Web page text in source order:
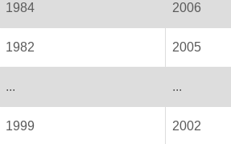
1984 2006
1982 2005
... ...
1999 2002